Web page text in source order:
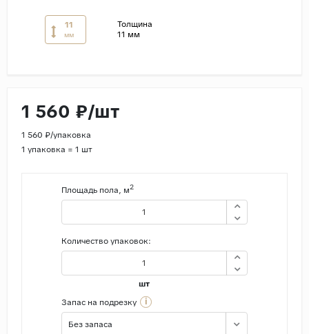
Турция
Испания
11
мм
Толщина
11 мм
1 560 ₽/шт
1 560 ₽/упаковка
1 упаковка = 1 шт
Площадь пола, м2
Количество упаковок:
шт
Запас на подрезку
i
Без запаса